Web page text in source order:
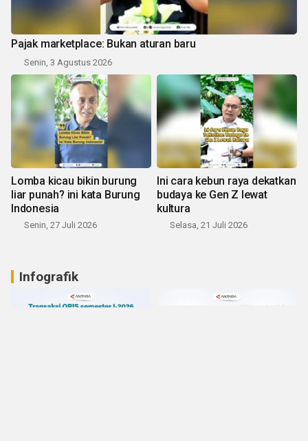
Pajak marketplace: Bukan aturan baru
Senin, 3 Agustus 2026
Lomba kicau bikin burung
liar punah? ini kata Burung
Indonesia
Senin, 27 Juli 2026
Ini cara kebun raya dekatkan
budaya ke Gen Z lewat
kultura
Selasa, 21 Juli 2026
Infografik